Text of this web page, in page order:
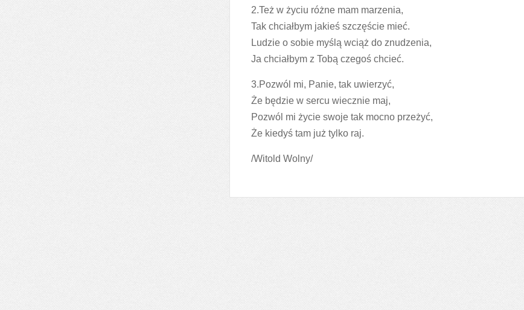
2.Też w życiu różne mam marzenia,
Tak chciałbym jakieś szczęście mieć.
Ludzie o sobie myślą wciąż do znudzenia,
Ja chciałbym z Tobą czegoś chcieć.
3.Pozwól mi, Panie, tak uwierzyć,
Że będzie w sercu wiecznie maj,
Pozwól mi życie swoje tak mocno przeżyć,
Że kiedyś tam już tylko raj.
/Witold Wolny/